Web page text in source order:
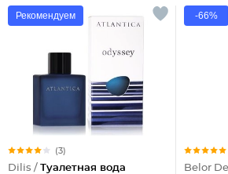
Рекомендуем
(3)
Dilis / Туалетная вода
-66%
Belor